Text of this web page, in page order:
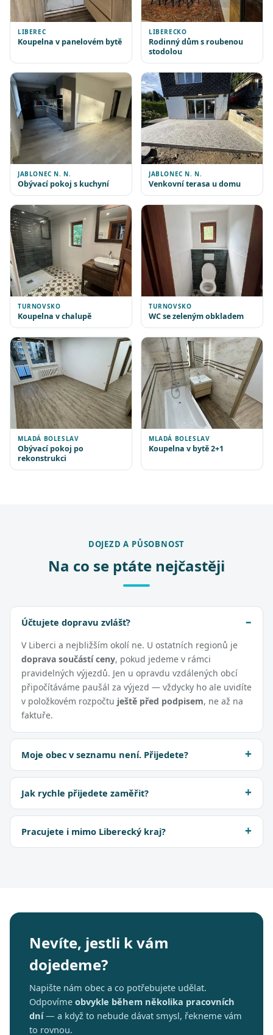
LIBEREC
Koupelna v panelovém bytě
LIBERECKO
Rodinný dům s roubenou
stodolou
JABLONEC N. N.
Obývací pokoj s kuchyní
JABLONEC N. N.
Venkovní terasa u domu
TURNOVSKO
Koupelna v chalupě
TURNOVSKO
WC se zeleným obkladem
MLADÁ BOLESLAV
Obývací pokoj po
rekonstrukci
MLADÁ BOLESLAV
Koupelna v bytě 2+1
DOJEZD A PŮSOBNOST
Na co se ptáte nejčastěji
Účtujete dopravu zvlášť?
V Liberci a nejbližším okolí ne. U ostatních regionů je
doprava součástí ceny, pokud jedeme v rámci
pravidelných výjezdů. Jen u opravdu vzdálených obcí
připočítáváme paušál za výjezd — vždycky ho ale uvidíte
v položkovém rozpočtu ještě před podpisem, ne až na
faktuře.
Moje obec v seznamu není. Přijedete?
Jak rychle přijedete zaměřit?
Pracujete i mimo Liberecký kraj?
Nevíte, jestli k vám
dojedeme?
Napište nám obec a co potřebujete udělat.
Odpovíme obvykle během několika pracovních
dní— a když to nebude dávat smysl, řekneme vám
to rovnou.